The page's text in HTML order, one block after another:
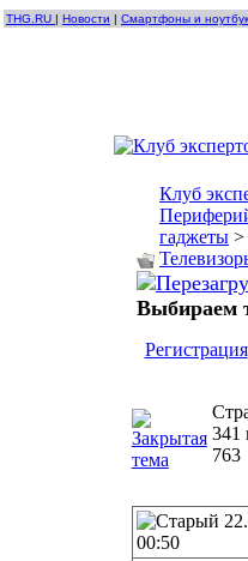
THG.RU | Новости | Смартфоны и
Клуб
гаджеты >
Выбираем
Регистрация
341
763
00:50